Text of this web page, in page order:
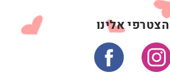
הצטרפי אלינו